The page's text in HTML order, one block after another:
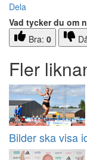
Dela
Vad tycker du om
Bra: 0
Fler
Bilder ska visa